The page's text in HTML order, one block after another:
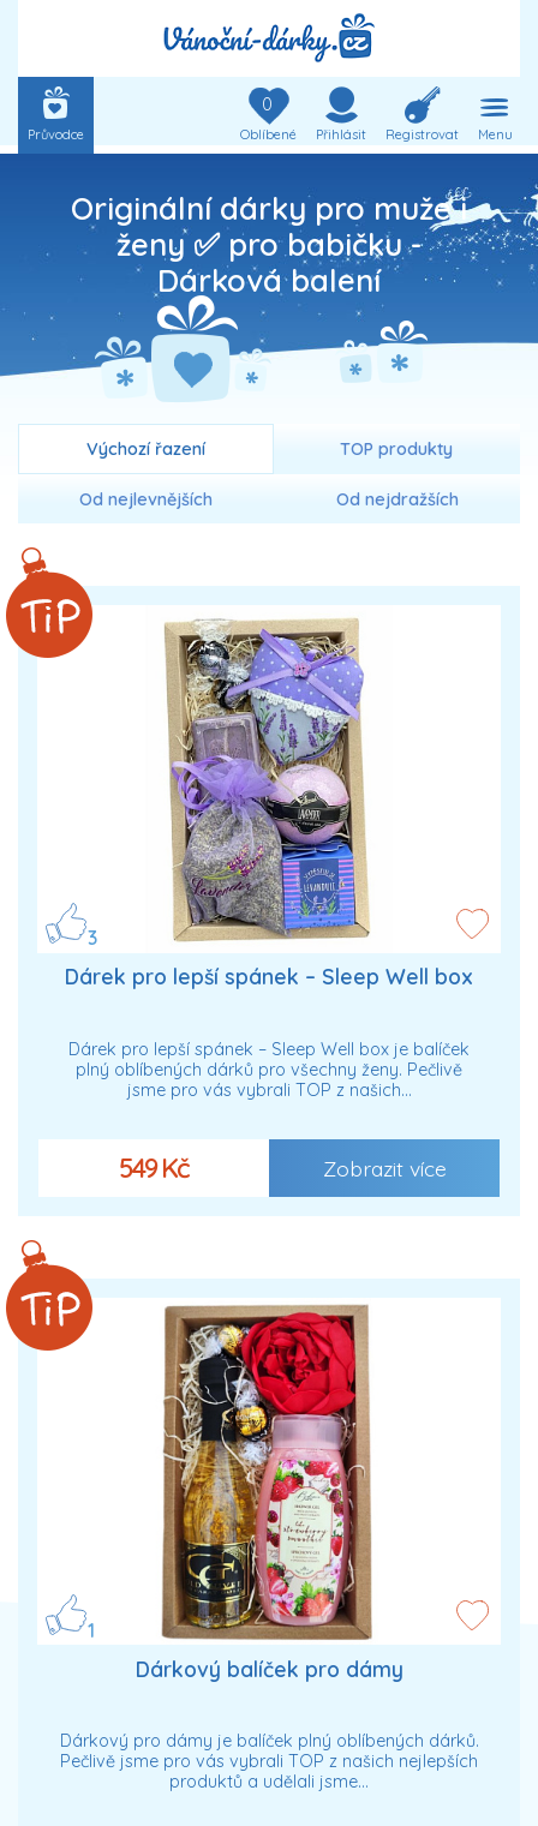
Průvodce
0
Oblíbené Přihlásit Registrovat Menu
Originální dárky pro muže i
ženy ✅ pro babičku -
Dárková balení
Výchozí řazení TOP produkty
Od nejlevnějších Od nejdražších
3
Dárek pro lepší spánek – Sleep Well box
Dárek pro lepší spánek – Sleep Well box je balíček
plný oblíbených dárků pro všechny ženy. Pečlivě
jsme pro vás vybrali TOP z našich…
549 Kč Zobrazit více
1
Dárkový balíček pro dámy
Dárkový pro dámy je balíček plný oblíbených dárků.
Pečlivě jsme pro vás vybrali TOP z našich nejlepších
produktů a udělali jsme…